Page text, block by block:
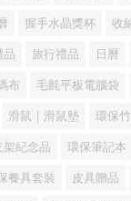
握手水晶獎杯 收
品 旅行禮品 日曆
布 毛氈平板電腦袋
滑鼠｜滑鼠墊 環保
架紀念品 環保筆記本
餐具套裝 皮具贈品